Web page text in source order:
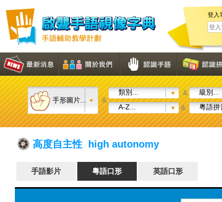
登入
手形圖片... &
類別... &
級別...
A-Z...
& 粵語拼
高度自主性 high autonomy
手語影片 粵語口形 英語口形